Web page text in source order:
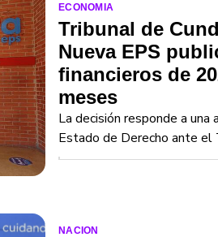
ECONOMIA
Tribunal de
Nueva EPS
financieros de
meses
La decisión responde a una
Estado de Derecho ante el
NACION